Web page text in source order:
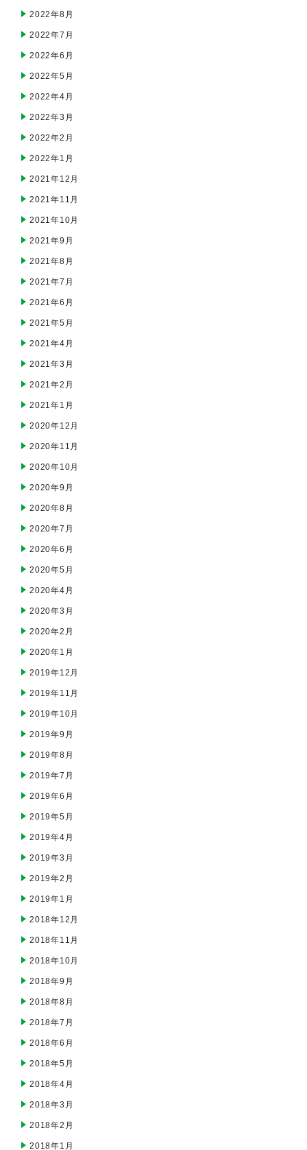
2022年8月
2022年7月
2022年6月
2022年5月
2022年4月
2022年3月
2022年2月
2022年1月
2021年12月
2021年11月
2021年10月
2021年9月
2021年8月
2021年7月
2021年6月
2021年5月
2021年4月
2021年3月
2021年2月
2021年1月
2020年12月
2020年11月
2020年10月
2020年9月
2020年8月
2020年7月
2020年6月
2020年5月
2020年4月
2020年3月
2020年2月
2020年1月
2019年12月
2019年11月
2019年10月
2019年9月
2019年8月
2019年7月
2019年6月
2019年5月
2019年4月
2019年3月
2019年2月
2019年1月
2018年12月
2018年11月
2018年10月
2018年9月
2018年8月
2018年7月
2018年6月
2018年5月
2018年4月
2018年3月
2018年2月
2018年1月